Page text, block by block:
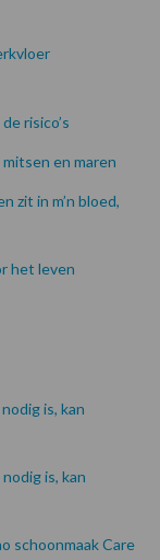
risico’s
en maren
zit in m’n bloed,
het leven
is, kan
is, kan
schoonmaak Care